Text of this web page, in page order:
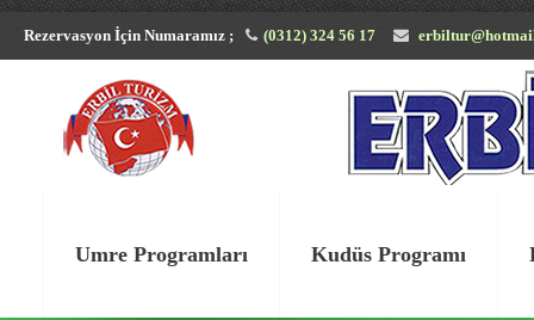
Rezervasyon İçin Numaramız ; (0312) 324 56 17
Umre Programları Kudüs Programı